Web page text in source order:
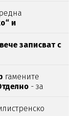
и
записват с
гамените
- за